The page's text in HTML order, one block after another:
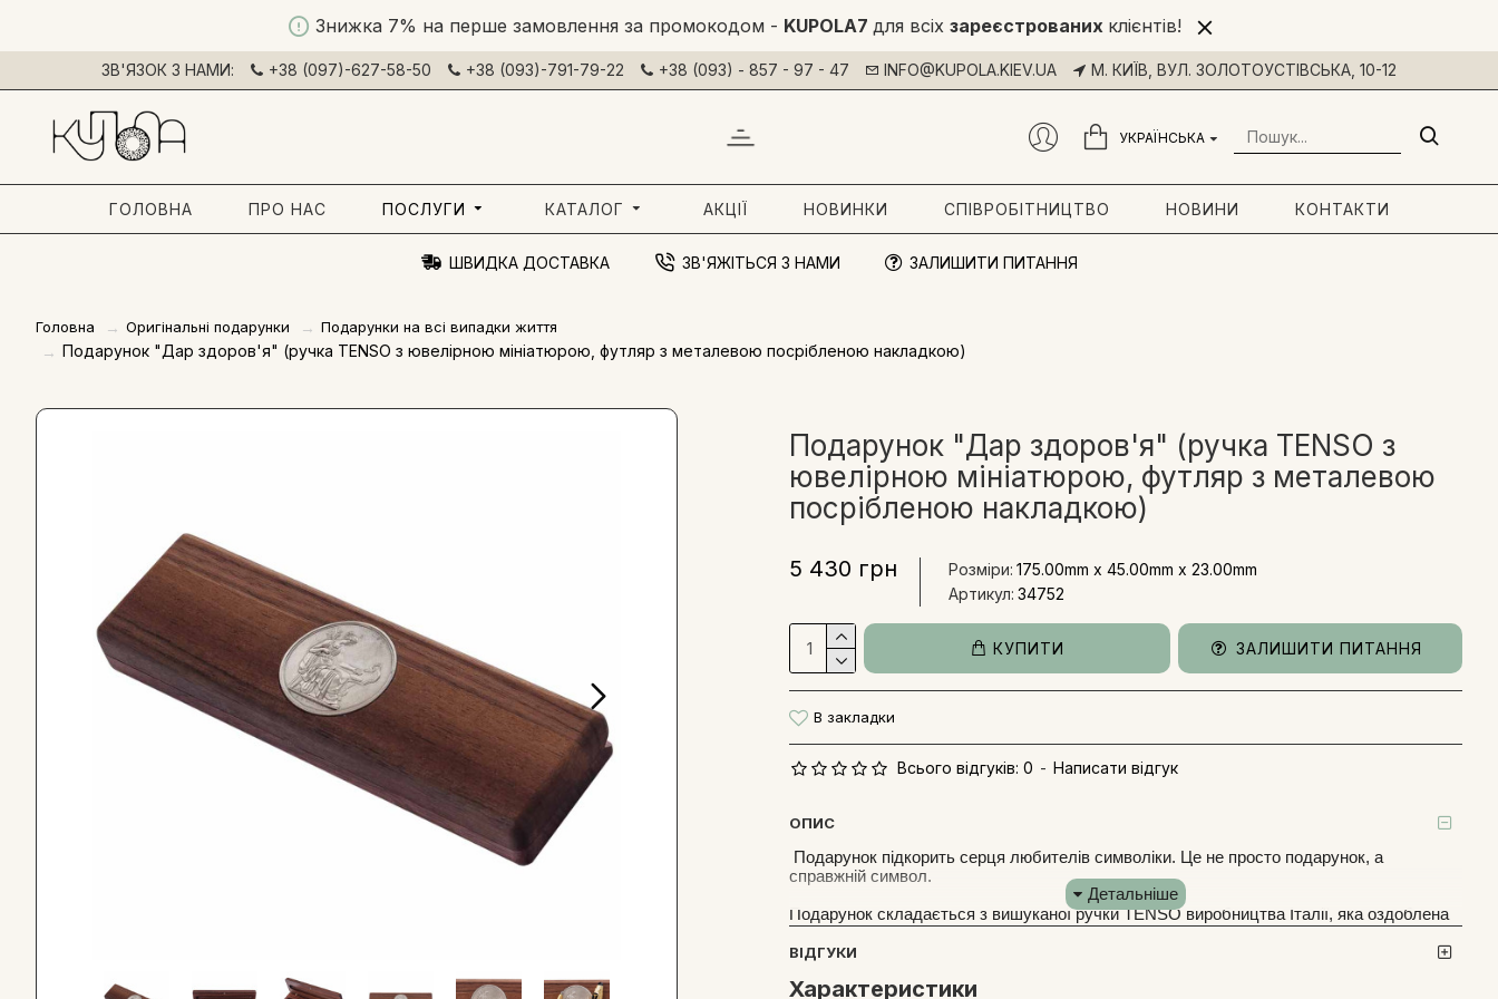
Знижка 7% на перше замовлення за промокодом - KUPOLA7 для всіх зареєстрованих клієнтів!
ЗВ'ЯЗОК З НАМИ: +38 (097)-627-58-50 +38 (093)-791-79-22 +38 (093) - 857 - 97 - 47 INFO@KUPOLA.KIEV.UA М. КИЇВ, ВУЛ. ЗОЛОТОУСТІВСЬКА, 10-12
УКРАЇНСЬКА
ГОЛОВНА ПРО НАС ПОСЛУГИ КАТАЛОГ АКЦІЇ НОВИНКИ СПІВРОБІТНИЦТВО НОВИНИ КОНТАКТИ
ШВИДКА ДОСТАВКА ЗВ'ЯЖІТЬСЯ З НАМИ ЗАЛИШИТИ ПИТАННЯ
Головна Оригінальні подарунки Подарунки на всі випадки життя
Подарунок "Дар здоров'я" (ручка TENSO з ювелірною мініатюрою, футляр з металевою посрібленою накладкою)
Подарунок "Дар здоров'я" (ручка TENSO з
ювелірною мініатюрою, футляр з металевою
посрібленою накладкою)
Всього відгуків: 0 - Написати відгук
5 430 грн Розміри: 175.00mm x 45.00mm x 23.00mm
Артикул: 34752
КУПИТИ ЗАЛИШИТИ ПИТАННЯ
В закладки
ОПИС
Подарунок підкорить серця любителів символіки. Це не просто подарунок, а
справжній символ.
Подарунок складається з вишуканої ручки TENSO виробництва Італії, яка оздоблена
металевою ювелірною мініатюрою з емблемою медицини та брендованим футляром.
В ювелірну мініатюру закладено символ медицини - посох Асклепія (Ескулапа). Це
ВІДГУКИ
Характеристики